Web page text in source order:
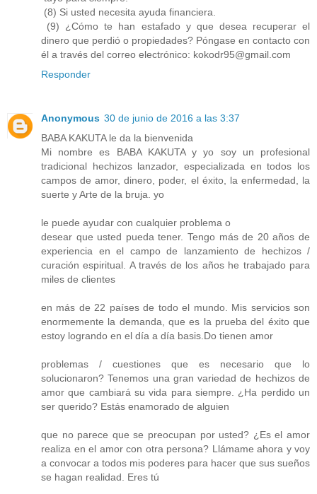
(8) Si usted necesita ayuda financiera.
(9) ¿Cómo te han estafado y que desea recuperar el
dinero que perdió o propiedades? Póngase en contacto con
él a través del correo electrónico: kokodr95@gmail.com
Responder
Anonymous 30 de junio de 2016 a las 3:37
BABA KAKUTA le da la bienvenida
Mi nombre es BABA KAKUTA y yo soy un profesional
tradicional hechizos lanzador, especializada en todos los
campos de amor, dinero, poder, el éxito, la enfermedad, la
suerte y Arte de la bruja. yo
le puede ayudar con cualquier problema o
desear que usted pueda tener. Tengo más de 20 años de
experiencia en el campo de lanzamiento de hechizos /
curación espiritual. A través de los años he trabajado para
miles de clientes
en más de 22 países de todo el mundo. Mis servicios son
enormemente la demanda, que es la prueba del éxito que
estoy logrando en el día a día basis.Do tienen amor
problemas / cuestiones que es necesario que lo
solucionaron? Tenemos una gran variedad de hechizos de
amor que cambiará su vida para siempre. ¿Ha perdido un
ser querido? Estás enamorado de alguien
que no parece que se preocupan por usted? ¿Es el amor
realiza en el amor con otra persona? Llámame ahora y voy
a convocar a todos mis poderes para hacer que sus sueños
se hagan realidad. Eres tú